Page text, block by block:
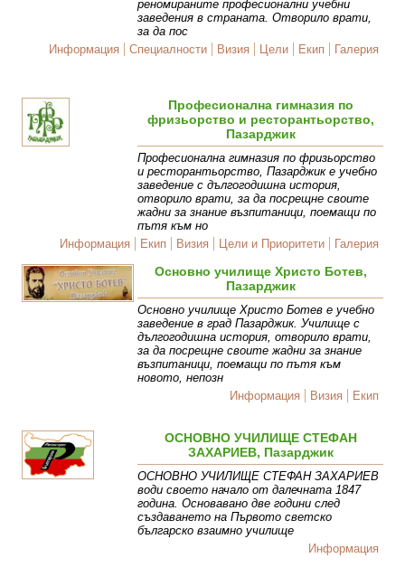
реномираните професионални учебни
заведения в страната. Отворило врати,
за да пос
Информация
Специалности Визия Цели Екип Галерия
Професионална гимназия по
фризьорство и ресторантьорство,
Пазарджик
Професионална гимназия по фризьорство
и ресторантьорство, Пазарджик е учебно
заведение с дългогодишна история,
отворило врати, за да посрещне своите
жадни за знание възпитаници, поемащи по
пътя към но
Информация
Екип Визия Цели и Приоритети Галерия
Основно училище Христо Ботев,
Пазарджик
Основно училище Христо Ботев е учебно
заведение в град Пазарджик. Училище с
дългогодишна история, отворило врати,
за да посрещне своите жадни за знание
възпитаници, поемащи по пътя към
новото, непозн
Информация
Визия Екип
ОСНОВНО УЧИЛИЩЕ СТЕФАН
ЗАХАРИЕВ, Пазарджик
ОСНОВНО УЧИЛИЩЕ СТЕФАН ЗАХАРИЕВ
води своето начало от далечната 1847
година. Основавано две години след
създаването на Първото светско
българско взаимно училище
Информация